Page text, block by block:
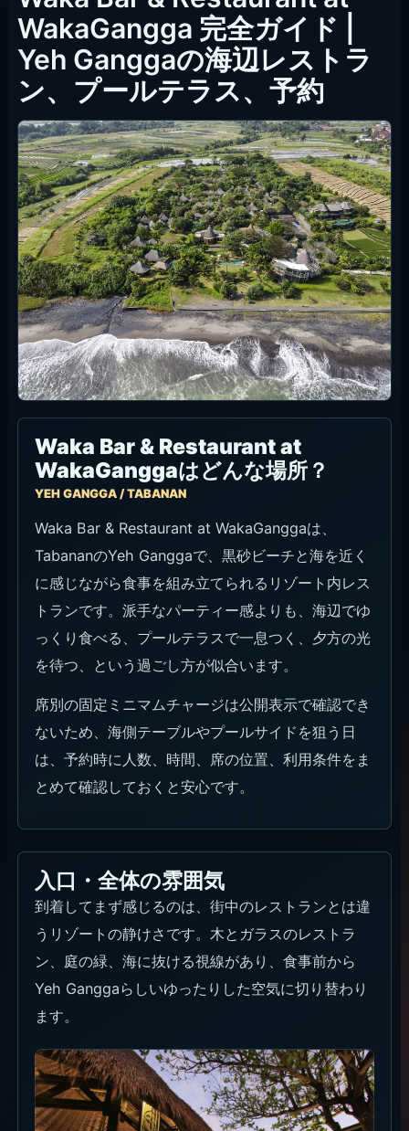
WakaGangga 完全ガイド |
Yeh Ganggaの海辺レストラ
ン、プールテラス、予約
Waka Bar & Restaurant at
WakaGanggaはどんな場所？
YEH GANGGA / TABANAN
Waka Bar & Restaurant at WakaGanggaは、
TabananのYeh Ganggaで、黒砂ビーチと海を近く
に感じながら食事を組み立てられるリゾート内レス
トランです。派手なパーティー感よりも、海辺でゆ
っくり食べる、プールテラスで一息つく、夕方の光
を待つ、という過ごし方が似合います。
席別の固定ミニマムチャージは公開表示で確認でき
ないため、海側テーブルやプールサイドを狙う日
は、予約時に人数、時間、席の位置、利用条件をま
とめて確認しておくと安心です。
入口・全体の雰囲気
到着してまず感じるのは、街中のレストランとは違
うリゾートの静けさです。木とガラスのレストラ
ン、庭の緑、海に抜ける視線があり、食事前から
Yeh Ganggaらしいゆったりした空気に切り替わり
ます。